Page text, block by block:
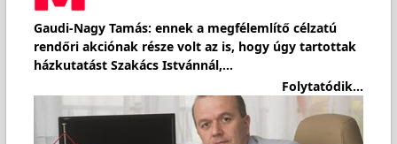
Gaudi-Nagy Tamás: ennek a megfélemlítő célzatú
rendőri akciónak része volt az is, hogy úgy tartottak
házkutatást Szakács Istvánnál,…
Folytatódik...